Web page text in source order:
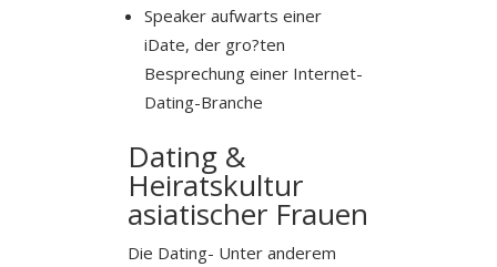
Speaker aufwarts einer
iDate, der gro?ten
Besprechung einer Internet-
Dating-Branche
Dating &
Heiratskultur
asiatischer Frauen
Die Dating- Unter anderem